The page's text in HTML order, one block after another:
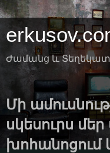
Ժամանց և
Մի
սկեսուրս
խոհանոցում